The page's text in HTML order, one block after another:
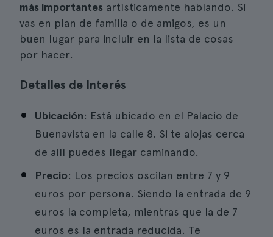
más importantes artísticamente hablando. Si
vas en plan de familia o de amigos, es un
buen lugar para incluir en la lista de cosas
por hacer.
Detalles de Interés
Ubicación: Está ubicado en el Palacio de
Buenavista en la calle 8. Si te alojas cerca
de allí puedes llegar caminando.
Precio: Los precios oscilan entre 7 y 9
euros por persona. Siendo la entrada de 9
euros la completa, mientras que la de 7
euros es la entrada reducida. Te